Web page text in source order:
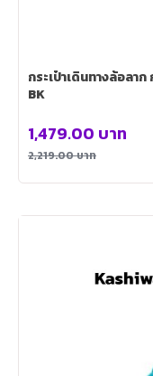
กระเป๋าเดินทางล้อลาก กระเป๋า
BK
2,219.00บาท
1,479.00 บาท